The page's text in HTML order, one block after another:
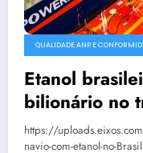
QUALIDADE ANP E
Etanol
bilionário no
https://
navio-com-etanol-no-